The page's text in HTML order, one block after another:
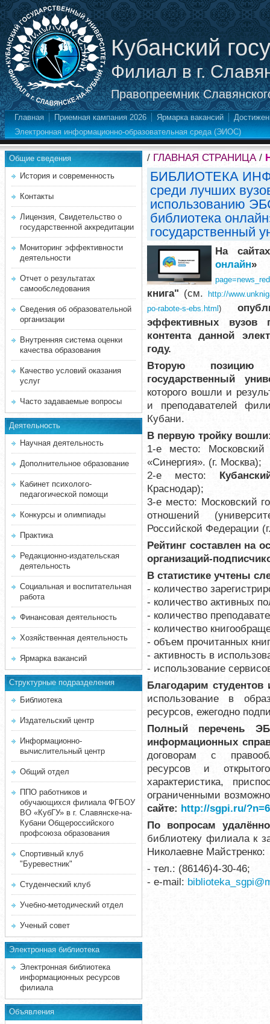
Кубанский
Филиал в г.
Правопреемник
Главная Приемная кампания 2026 Ярмарка вакансий
Электронная информационно-образовательная среда (ЭИОС)
Общие сведения
История и современность
Контакты
Лицензия, Свидетельство о
государственной аккредитации
Мониторинг эффективности
деятельности
Отчет о результатах
самообследования
Сведения об образовательной
организации
Внутренняя система оценки
качества образования
Качество условий оказания
услуг
Часто задаваемые вопросы
Деятельность
Научная деятельность
Дополнительное образование
Кабинет психолого-
педагогической помощи
Конкурсы и олимпиады
Практика
Редакционно-издательская
деятельность
Социальная и воспитательная
работа
Финансовая деятельность
Хозяйственная деятельность
Ярмарка вакансий
Структурные подразделения
Библиотека
Издательский центр
Информационно-
вычислительный центр
Общий отдел
ППО работников и
обучающихся филиала ФГБОУ
ВО «КубГУ» в г. Славянске-на-
Кубани Общероссийского
профсоюза образования
Спортивный клуб
"Буревестник"
Студенческий клуб
Учебно-методический отдел
Ученый совет
Электронная библиотека
Электронная библиотека
информационных ресурсов
филиала
Объявления
/ ГЛАВНАЯ СТРАНИЦА/
БИБЛИОТЕКА
среди лучших
использованию
библиотека
государственный
На сайтах
онлайн»
книга" (см.
http://
po-rabote-s-ebs.html )
эффективных вузов
контента данной
году.
Вторую позицию
государственный
которого вошли и
и преподавателей
Кубани.
В первую тройку вошли
1-е место: Московский
«Синергия». (г. Москва);
2-е место:
Краснодар);
3-е место: Московский
отношений
Российской Федерации
Рейтинг составлен на
организаций-
В статистике учтены
- количество
- количество активных
- количество
- количество
- объем прочитанных
- активность в
- использование
Благодарим
использование в
ресурсов, ежегодно
Полный перечень
информационных
договорам с
ресурсов и
характеристика,
ограниченными
сайте: http://sgpi.ru/
По вопросам
библиотеку филиала к
Николаевне Майстренко:
- тел.: (86146)4-30-46;
- e-mail: